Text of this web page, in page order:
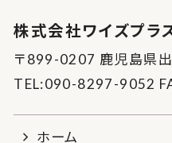
株式会社ワイズプラ
〒899-0207 鹿児島県
TEL:090-8297-9052
ホーム